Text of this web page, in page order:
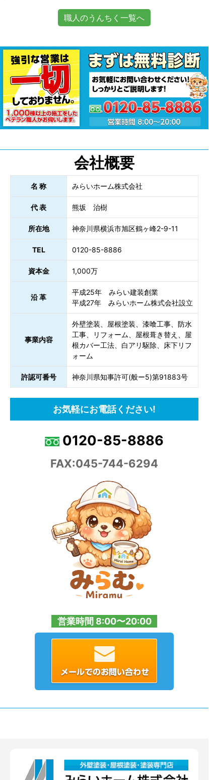
職人のうんちく一覧へ
会社概要
名 称 みらいホーム株式会社
代 表 熊坂 治樹
所在地 神奈川県横浜市旭区鶴ヶ峰2-9-11
TEL 0120-85-8886
資本金 1,000万
沿 革
平成25年 みらい建装創業
平成27年 みらいホーム株式会社設立
事業内容
外壁塗装、屋根塗装、漆喰工事、防水
工事、リフォーム、屋根葺き替え、屋
根カバー工法、白アリ駆除、床下リフ
ォーム
許認可番号 神奈川県知事許可(般ー5)第91883号
お気軽にお電話ください!
0120-85-8886
FAX:045-744-6294
営業時間 8:00〜20:00